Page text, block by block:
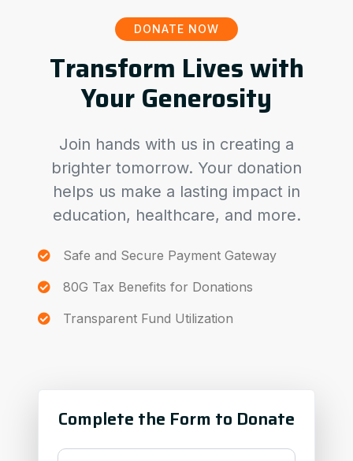
DONATE NOW
Transform Lives with
Your Generosity
Join hands with us in creating a
brighter tomorrow. Your donation
helps us make a lasting impact in
education, healthcare, and more.
Safe and Secure Payment Gateway
80G Tax Benefits for Donations
Transparent Fund Utilization
Complete the Form to Donate